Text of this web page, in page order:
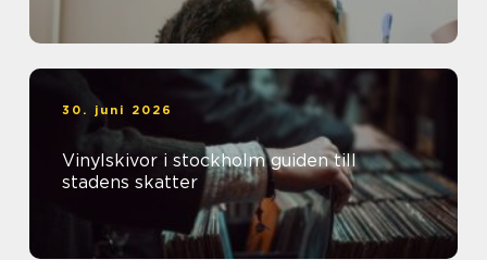
30. juni 2026
Vinylskivor i stockholm guiden till
stadens skatter